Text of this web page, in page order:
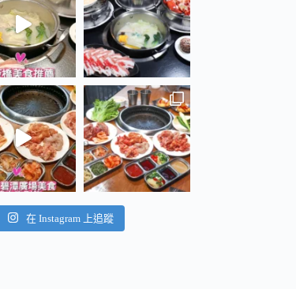
在 Instagram 上追蹤